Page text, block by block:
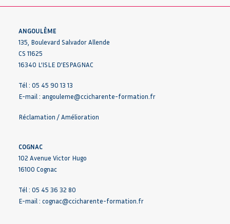
ANGOULÊME
135, Boulevard Salvador Allende
CS 11625
16340 L’ISLE D’ESPAGNAC
Tél : 05 45 90 13 13
E-mail : angouleme@ccicharente-formation.fr
Réclamation / Amélioration
COGNAC
102 Avenue Victor Hugo
16100 Cognac
Tél : 05 45 36 32 80
E-mail : cognac@ccicharente-formation.fr